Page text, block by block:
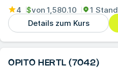
4 $von 1,580.10
1
Details zum Kurs
OPITO HERTL (7042)